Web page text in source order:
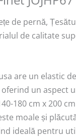
pernă,
de calitate
are un elastic
un aspect
180 cm x 200
moale și
ideală pentru